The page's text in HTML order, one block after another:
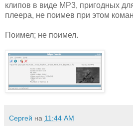
клипов в виде MP3, пригодных
плеера, не поимев при этом
Поимел; не поимел.
Сергей на 11:44 AM